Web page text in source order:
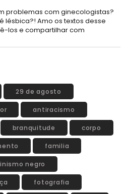
problemas com ginecologistas?
lésbica?! Amo os textos desse
los e compartilhar com
29 de agosto
antiracismo
branquitude corpo
familia
negro
fotografia